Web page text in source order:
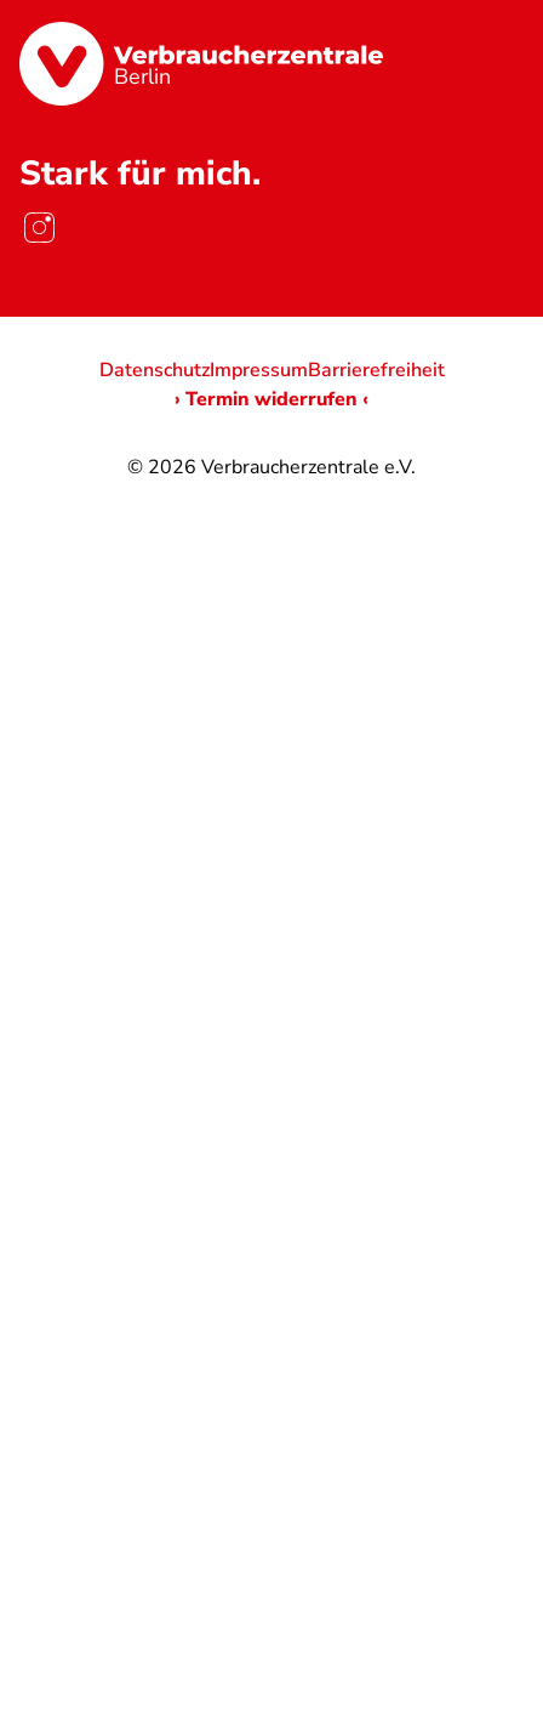
Berlin
Stark für mich.
© 2026 Verbraucherzentrale e.V.
DatenschutzImpressumBarrierefreiheit
› Termin widerrufen ‹